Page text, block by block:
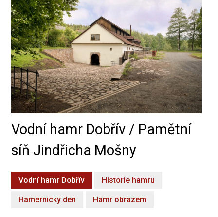
Vodní hamr Dobřív / Pamětní
síň Jindřicha Mošny
Vodní hamr Dobřív Historie hamru
Hamernický den Hamr obrazem